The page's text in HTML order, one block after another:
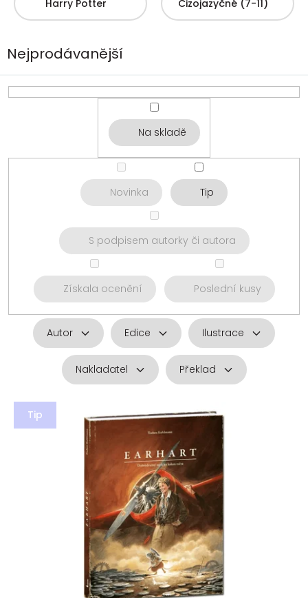
Harry Potter Cizojazyčné (7-11)
Nejprodávanější
Na skladě
Novinka Tip
S podpisem autorky či autora
Získala ocenění Poslední kusy
Autor Edice Ilustrace
Nakladatel Překlad
V
p
Tip